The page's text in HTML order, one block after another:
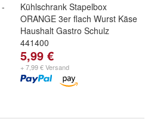
Kühlschrank Stapelbox
ORANGE 3er flach Wurst Käse
Haushalt Gastro Schulz
441400
5,99 €
+ 7,99 € Versand